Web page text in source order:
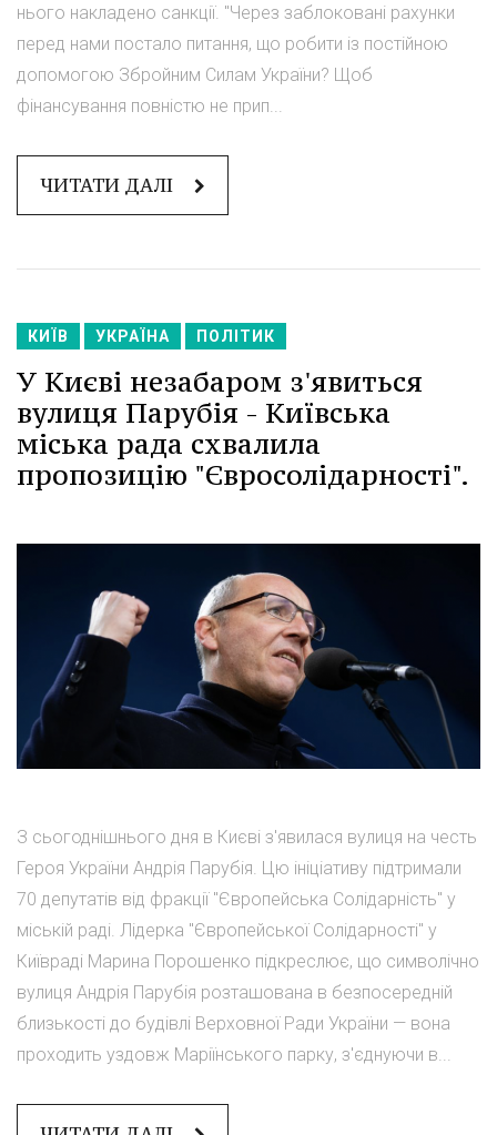
нього накладено санкції. "Через заблоковані рахунки
перед нами постало питання, що робити із постійною
допомогою Збройним Силам України? Щоб
фінансування повністю не прип...
ЧИТАТИ ДАЛІ
КИЇВ УКРАЇНА ПОЛІТИК
У Києві незабаром з'явиться
вулиця Парубія - Київська
міська рада схвалила
пропозицію "Євросолідарності".
З сьогоднішнього дня в Києві з'явилася вулиця на честь
Героя України Андрія Парубія. Цю ініціативу підтримали
70 депутатів від фракції "Європейська Солідарність" у
міській раді. Лідерка "Європейської Солідарності" у
Київраді Марина Порошенко підкреслює, що символічно
вулиця Андрія Парубія розташована в безпосередній
близькості до будівлі Верховної Ради України — вона
проходить уздовж Маріїнського парку, з'єднуючи в...